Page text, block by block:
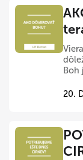
Boh
20.